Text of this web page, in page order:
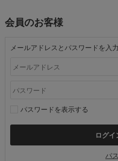
会員のお客様
メールアドレスとパスワードを入
パスワードを表示する
パ